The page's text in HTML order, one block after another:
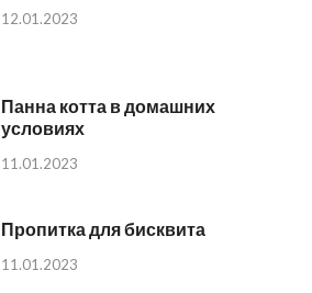
12.01.2023
Панна котта в домашних
условиях
11.01.2023
Пропитка для бисквита
11.01.2023